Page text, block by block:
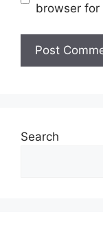
browser for
Search